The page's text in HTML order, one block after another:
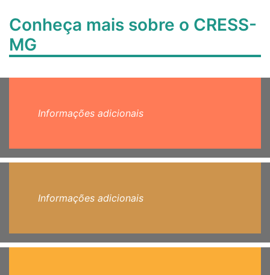
Conheça mais sobre o CRESS-
MG
Informações adicionais
Informações adicionais